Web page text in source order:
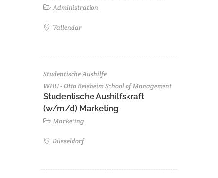
Administration
Vallendar
Studentische Aushilfe
WHU - Otto Beisheim School of Management
Studentische Aushilfskraft
(w/m/d) Marketing
Marketing
Düsseldorf